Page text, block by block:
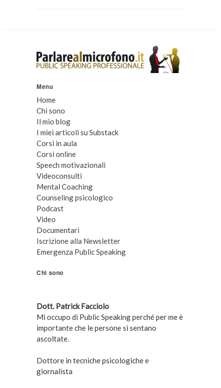
Menu
Home
Chi sono
Il mio blog
I miei articoli su Substack
Corsi in aula
Corsi online
Speech motivazionali
Videoconsulti
Mental Coaching
Counseling psicologico
Podcast
Video
Documentari
Iscrizione alla Newsletter
Emergenza Public Speaking
Chi sono
Dott. Patrick Facciolo
Mi occupo di Public Speaking perché per me è
importante che le persone si sentano
ascoltate.
Dottore in tecniche psicologiche e
giornalista